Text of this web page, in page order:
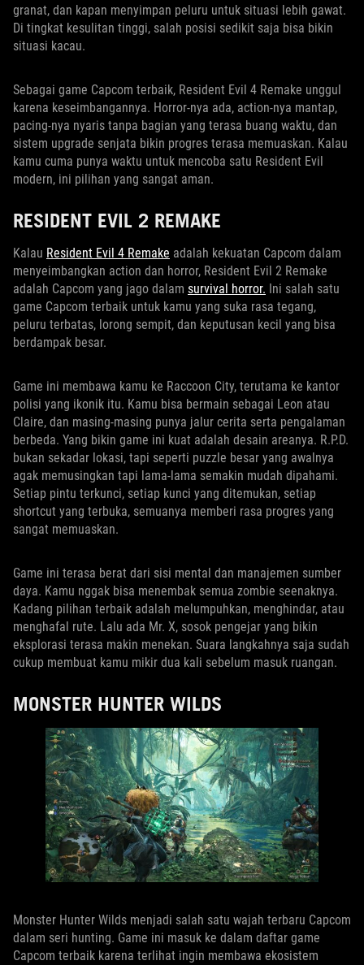
granat, dan kapan menyimpan peluru untuk situasi lebih gawat.
Di tingkat kesulitan tinggi, salah posisi sedikit saja bisa bikin
situasi kacau.
Sebagai game Capcom terbaik, Resident Evil 4 Remake unggul
karena keseimbangannya. Horror-nya ada, action-nya mantap,
pacing-nya nyaris tanpa bagian yang terasa buang waktu, dan
sistem upgrade senjata bikin progres terasa memuaskan. Kalau
kamu cuma punya waktu untuk mencoba satu Resident Evil
modern, ini pilihan yang sangat aman.
RESIDENT EVIL 2 REMAKE
Kalau Resident Evil 4 Remake adalah kekuatan Capcom dalam
menyeimbangkan action dan horror, Resident Evil 2 Remake
adalah Capcom yang jago dalam survival horror. Ini salah satu
game Capcom terbaik untuk kamu yang suka rasa tegang,
peluru terbatas, lorong sempit, dan keputusan kecil yang bisa
berdampak besar.
Game ini membawa kamu ke Raccoon City, terutama ke kantor
polisi yang ikonik itu. Kamu bisa bermain sebagai Leon atau
Claire, dan masing-masing punya jalur cerita serta pengalaman
berbeda. Yang bikin game ini kuat adalah desain areanya. R.P.D.
bukan sekadar lokasi, tapi seperti puzzle besar yang awalnya
agak memusingkan tapi lama-lama semakin mudah dipahami.
Setiap pintu terkunci, setiap kunci yang ditemukan, setiap
shortcut yang terbuka, semuanya memberi rasa progres yang
sangat memuaskan.
Game ini terasa berat dari sisi mental dan manajemen sumber
daya. Kamu nggak bisa menembak semua zombie seenaknya.
Kadang pilihan terbaik adalah melumpuhkan, menghindar, atau
menghafal rute. Lalu ada Mr. X, sosok pengejar yang bikin
eksplorasi terasa makin menekan. Suara langkahnya saja sudah
cukup membuat kamu mikir dua kali sebelum masuk ruangan.
MONSTER HUNTER WILDS
Monster Hunter Wilds menjadi salah satu wajah terbaru Capcom
dalam seri hunting. Game ini masuk ke dalam daftar game
Capcom terbaik karena terlihat ingin membawa ekosistem